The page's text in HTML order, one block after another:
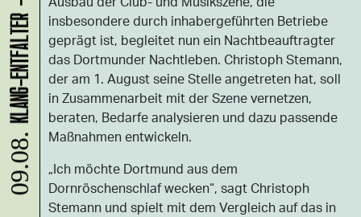
insbesondere durch inhabergeführten Betriebe
geprägt ist, begleitet nun ein Nachtbeauftragter
das Dortmunder Nachtleben. Christoph Stemann,
der am 1. August seine Stelle angetreten hat, soll
in Zusammenarbeit mit der Szene vernetzen,
beraten, Bedarfe analysieren und dazu passende
Maßnahmen entwickeln.
„Ich möchte Dortmund aus dem
Dornröschenschlaf wecken“, sagt Christoph
Stemann und spielt mit dem Vergleich auf das in
09.08.